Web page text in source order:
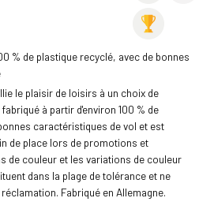
% de plastique recyclé, avec de bonnes
le plaisir de loisirs à un choix de
à partir d'environ 100 % de
caractéristiques de vol et est
de place lors de promotions et
de couleur et les variations de couleur
dans la plage de tolérance et ne
Fabriqué en Allemagne.